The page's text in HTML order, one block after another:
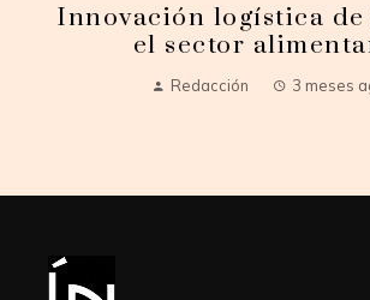
Innovación logística de
el sector
Redacción 3 meses